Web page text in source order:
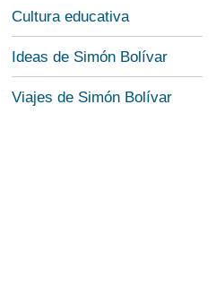
Cultura educativa
Ideas de Simón Bolívar
Viajes de Simón Bolívar